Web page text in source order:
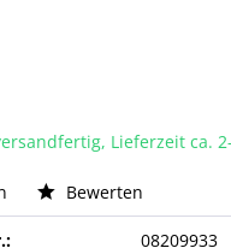
Lieferzeit ca.
Bewerten
08209933